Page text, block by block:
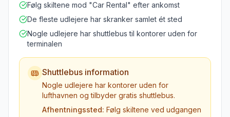
Følg skiltene mod "Car Rental" efter ankomst
De fleste udlejere har skranker samlet ét sted
Nogle udlejere har shuttlebus til kontorer uden for
terminalen
Shuttlebus information
Nogle udlejere har kontorer uden for
lufthavnen og tilbyder gratis shuttlebus.
Afhentningssted: Følg skiltene ved udgangen